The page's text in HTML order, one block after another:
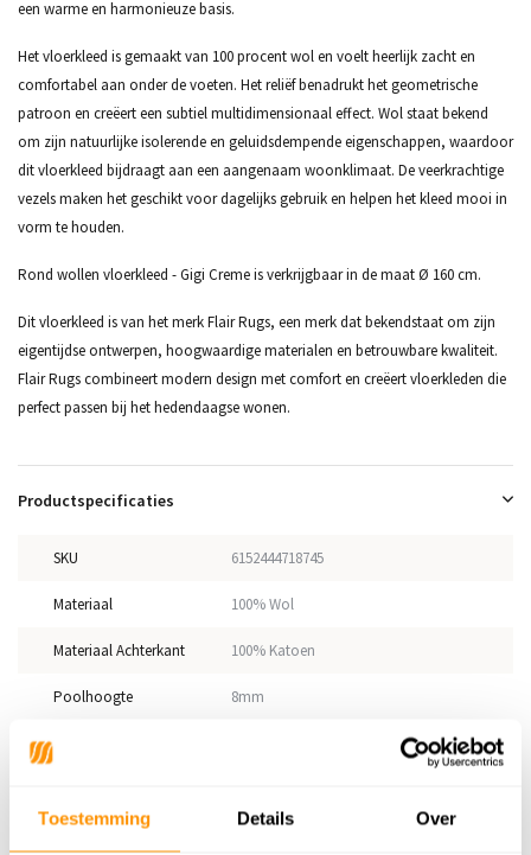
Toestemming Details Over
een warme en harmonieuze basis.
Het vloerkleed is gemaakt van 100 procent wol en voelt heerlijk zacht en
comfortabel aan onder de voeten. Het reliëf benadrukt het geometrische
patroon en creëert een subtiel multidimensionaal effect. Wol staat bekend
om zijn natuurlijke isolerende en geluidsdempende eigenschappen, waardoor
dit vloerkleed bijdraagt aan een aangenaam woonklimaat. De veerkrachtige
vezels maken het geschikt voor dagelijks gebruik en helpen het kleed mooi in
vorm te houden.
Rond wollen vloerkleed - Gigi Creme is verkrijgbaar in de maat Ø 160 cm.
Dit vloerkleed is van het merk Flair Rugs, een merk dat bekendstaat om zijn
eigentijdse ontwerpen, hoogwaardige materialen en betrouwbare kwaliteit.
Flair Rugs combineert modern design met comfort en creëert vloerkleden die
perfect passen bij het hedendaagse wonen.
Productspecificaties
SKU 6152444718745
Materiaal 100% Wol
Materiaal Achterkant 100% Katoen
Poolhoogte 8mm
Vloerverwarming